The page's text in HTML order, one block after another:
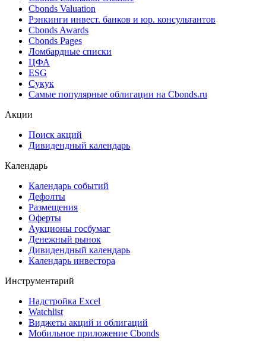
Cbonds Valuation
Рэнкинги инвест. банков и юр. консультантов
Cbonds Awards
Cbonds Pages
Ломбардные списки
ЦФА
ESG
Сукук
Самые популярные облигации на Cbonds.ru
Акции
Поиск акций
Дивидендный календарь
Календарь
Календарь событий
Дефолты
Размещения
Оферты
Аукционы госбумаг
Денежный рынок
Дивидендный календарь
Календарь инвестора
Инструментарий
Надстройка Excel
Watchlist
Виджеты акций и облигаций
Мобильное приложение Cbonds